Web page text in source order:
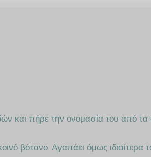
και πήρε την ονομασία του από
βότανο. Αγαπάει όμως ιδιαίτερα